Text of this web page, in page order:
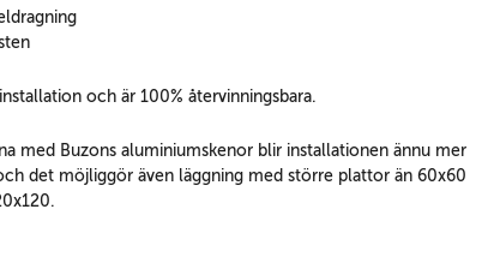
och är 100% återvinningsbara.
med Buzons aluminiumskenor blir installationen ännu mer
det möjliggör även läggning med större plattor än 60x60